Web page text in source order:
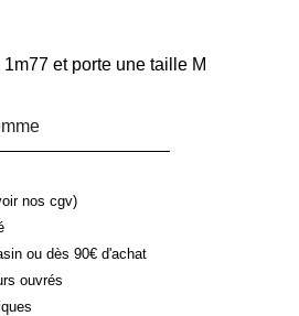
et porte une taille M
nos cgv)
ou dès 90€ d'achat
ouvrés